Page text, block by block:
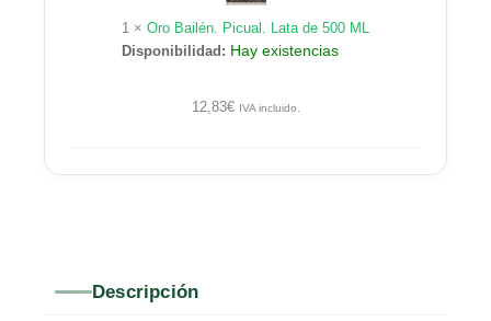
500
ML
1 × Oro Bailén. Picual. Lata de 500 ML
Disponibilidad: Hay existencias
12,83€ IVA incluido.
Descripción